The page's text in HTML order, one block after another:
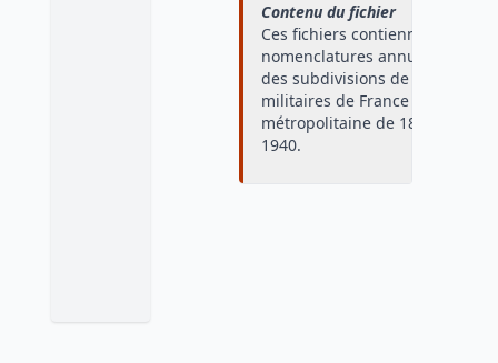
Contenu du fichier
Ces fichiers contiennent les
nomenclatures annuelles
des subdivisions de régions
militaires de France
métropolitaine de 1874 à
1940.